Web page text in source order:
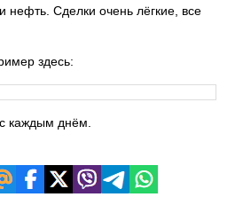
нефть. Сделки очень лёгкие, все
здесь:
каждым днём.